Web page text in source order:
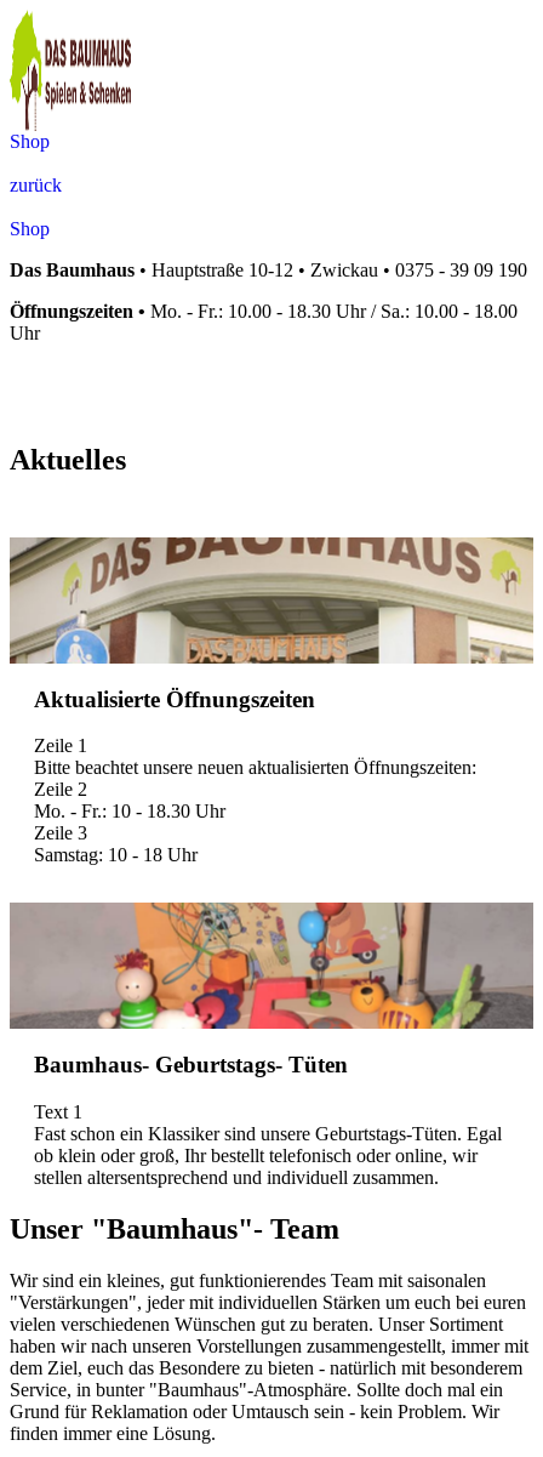
Shop
zurück
Shop
Das Baumhaus • Hauptstraße 10-12 • Zwickau • 0375 - 39 09 190
Öffnungszeiten • Mo. - Fr.: 10.00 - 18.30 Uhr / Sa.: 10.00 - 18.00
Uhr
Aktuelles
Aktualisierte Öffnungszeiten
Zeile 1
Bitte beachtet unsere neuen aktualisierten Öffnungszeiten:
Zeile 2
Mo. - Fr.: 10 - 18.30 Uhr
Zeile 3
Samstag: 10 - 18 Uhr
Baumhaus- Geburtstags- Tüten
Text 1
Fast schon ein Klassiker sind unsere Geburtstags-Tüten. Egal
ob klein oder groß, Ihr bestellt telefonisch oder online, wir
stellen altersentsprechend und individuell zusammen.
Unser "Baumhaus"- Team
Wir sind ein kleines, gut funktionierendes Team mit saisonalen
"Verstärkungen", jeder mit individuellen Stärken um euch bei euren
vielen verschiedenen Wünschen gut zu beraten. Unser Sortiment
haben wir nach unseren Vorstellungen zusammengestellt, immer mit
dem Ziel, euch das Besondere zu bieten - natürlich mit besonderem
Service, in bunter "Baumhaus"-Atmosphäre. Sollte doch mal ein
Grund für Reklamation oder Umtausch sein - kein Problem. Wir
finden immer eine Lösung.